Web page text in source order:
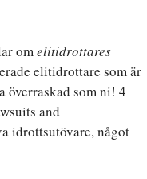
om elitidrottares
elitidrottare som är
överraskad som ni! 4
and
idrottsutövare, något